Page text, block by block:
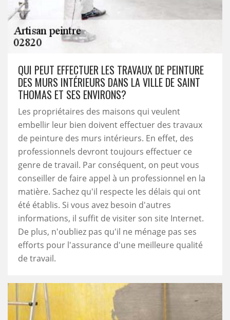
QUI PEUT EFFECTUER LES TRAVAUX DE PEINTURE
DES MURS INTÉRIEURS DANS LA VILLE DE SAINT
THOMAS ET SES ENVIRONS?
Les propriétaires des maisons qui veulent
embellir leur bien doivent effectuer des travaux
de peinture des murs intérieurs. En effet, des
professionnels devront toujours effectuer ce
genre de travail. Par conséquent, on peut vous
conseiller de faire appel à un professionnel en la
matière. Sachez qu'il respecte les délais qui ont
été établis. Si vous avez besoin d'autres
informations, il suffit de visiter son site Internet.
De plus, n'oubliez pas qu'il ne ménage pas ses
efforts pour l'assurance d'une meilleure qualité
de travail.